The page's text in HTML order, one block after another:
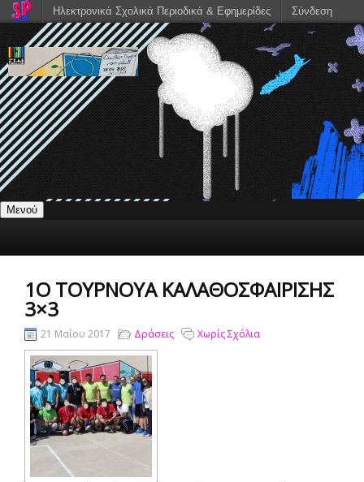
Μενού
1Ο ΤΟΥΡΝΟΥΆ ΚΑΛΑΘΟΣΦΑΊΡΙΣΗΣ
3×3
21 Μαΐου 2017 Δράσεις Χωρίς Σχόλια
Ηλεκτρονικά Σχολικά Περιοδικά & Εφημερίδες Σύνδεση